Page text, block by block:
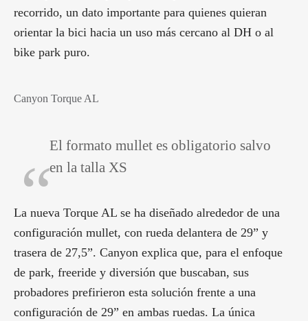
recorrido, un dato importante para quienes quieran
orientar la bici hacia un uso más cercano al DH o al
bike park puro.
Canyon Torque AL
El formato mullet es obligatorio salvo
en la talla XS
La nueva Torque AL se ha diseñado alrededor de una
configuración mullet, con rueda delantera de 29” y
trasera de 27,5”. Canyon explica que, para el enfoque
de park, freeride y diversión que buscaban, sus
probadores prefirieron esta solución frente a una
configuración de 29” en ambas ruedas. La única